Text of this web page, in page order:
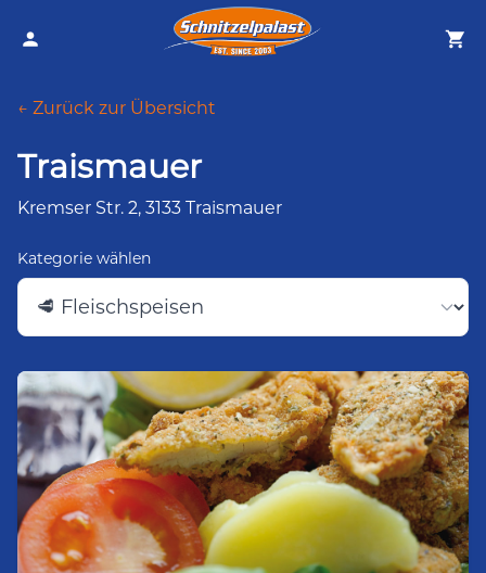
← Zurück zur Übersicht
Traismauer
Kremser Str. 2, 3133 Traismauer
Kategorie wählen